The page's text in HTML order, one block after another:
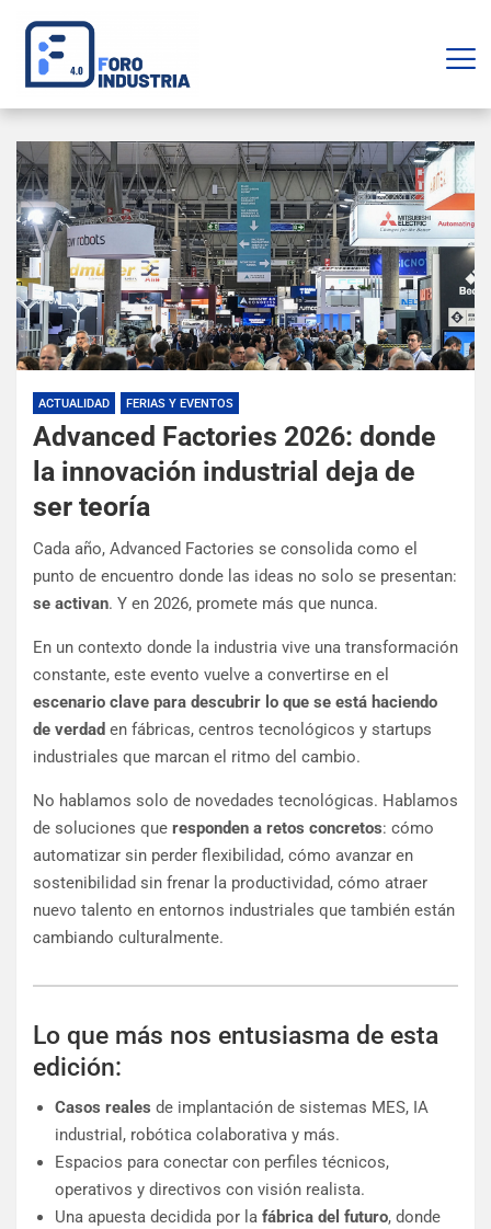
ACTUALIDAD FERIAS Y EVENTOS
Advanced Factories 2026: donde
la innovación industrial deja de
ser teoría
Cada año, Advanced Factories se consolida como el
punto de encuentro donde las ideas no solo se presentan:
se activan. Y en 2026, promete más que nunca.
En un contexto donde la industria vive una transformación
constante, este evento vuelve a convertirse en el
escenario clave para descubrir lo que se está haciendo
de verdad en fábricas, centros tecnológicos y startups
industriales que marcan el ritmo del cambio.
No hablamos solo de novedades tecnológicas. Hablamos
de soluciones que responden a retos concretos: cómo
automatizar sin perder flexibilidad, cómo avanzar en
sostenibilidad sin frenar la productividad, cómo atraer
nuevo talento en entornos industriales que también están
cambiando culturalmente.
Lo que más nos entusiasma de esta
edición:
Casos reales de implantación de sistemas MES, IA
industrial, robótica colaborativa y más.
Espacios para conectar con perfiles técnicos,
operativos y directivos con visión realista.
Una apuesta decidida por la fábrica del futuro, donde